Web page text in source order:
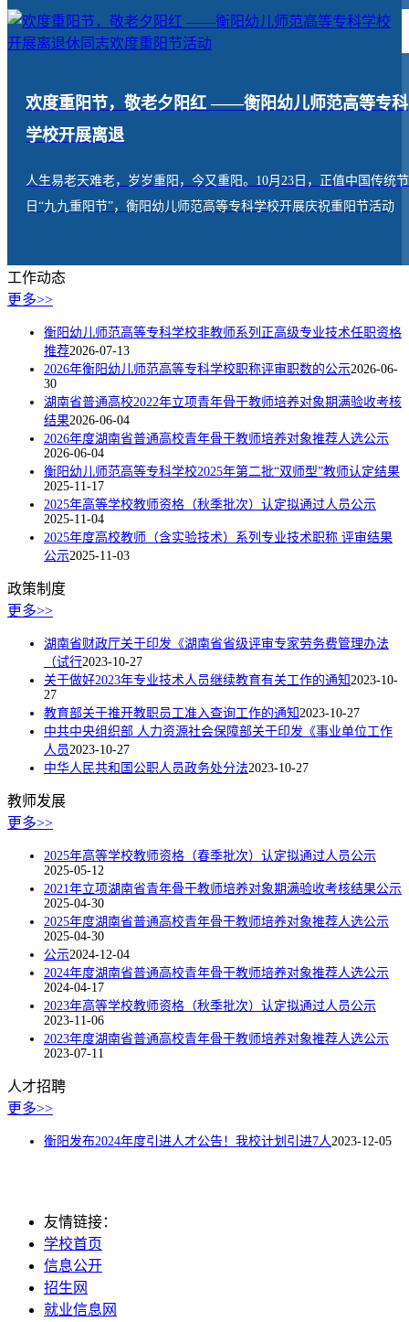
欢度重阳节，敬老夕阳红 ——衡阳幼儿师范高等专科
学校开展离退
人生易老天难老，岁岁重阳，今又重阳。10月23日，正值中国传统节
日“九九重阳节”，衡阳幼儿师范高等专科学校开展庆祝重阳节活动
工作动态
更多>>
衡阳幼儿师范高等专科学校非教师系列正高级专业技术任职资格
推荐2026-07-13
2026年衡阳幼儿师范高等专科学校职称评审职数的公示2026-06-
30
湖南省普通高校2022年立项青年骨干教师培养对象期满验收考核
结果2026-06-04
2026年度湖南省普通高校青年骨干教师培养对象推荐人选公示
2026-06-04
衡阳幼儿师范高等专科学校2025年第二批“双师型”教师认定结果
2025-11-17
2025年高等学校教师资格（秋季批次）认定拟通过人员公示
2025-11-04
2025年度高校教师（含实验技术）系列专业技术职称 评审结果
公示2025-11-03
政策制度
更多>>
湖南省财政厅关于印发《湖南省省级评审专家劳务费管理办法
（试行2023-10-27
关于做好2023年专业技术人员继续教育有关工作的通知2023-10-
27
教育部关于推开教职员工准入查询工作的通知2023-10-27
中共中央组织部 人力资源社会保障部关于印发《事业单位工作
人员2023-10-27
中华人民共和国公职人员政务处分法2023-10-27
教师发展
更多>>
2025年高等学校教师资格（春季批次）认定拟通过人员公示
2025-05-12
2021年立项湖南省青年骨干教师培养对象期满验收考核结果公示
2025-04-30
2025年度湖南省普通高校青年骨干教师培养对象推荐人选公示
2025-04-30
公示2024-12-04
2024年度湖南省普通高校青年骨干教师培养对象推荐人选公示
2024-04-17
2023年高等学校教师资格（秋季批次）认定拟通过人员公示
2023-11-06
2023年度湖南省普通高校青年骨干教师培养对象推荐人选公示
2023-07-11
人才招聘
更多>>
衡阳发布2024年度引进人才公告！我校计划引进7人2023-12-05
友情链接：
学校首页
信息公开
招生网
就业信息网